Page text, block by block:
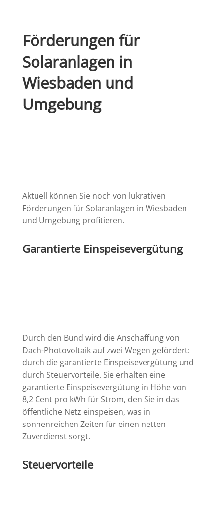
Förderungen für
Solaranlagen in
Wiesbaden und
Umgebung
Aktuell können Sie noch von lukrativen
Förderungen für Solaranlagen in Wiesbaden
und Umgebung profitieren.
Garantierte Einspeisevergütung
Durch den Bund wird die Anschaffung von
Dach-Photovoltaik auf zwei Wegen gefördert:
durch die garantierte Einspeisevergütung und
durch Steuervorteile. Sie erhalten eine
garantierte Einspeisevergütung in Höhe von
8,2 Cent pro kWh für Strom, den Sie in das
öffentliche Netz einspeisen, was in
sonnenreichen Zeiten für einen netten
Zuverdienst sorgt.
Steuervorteile